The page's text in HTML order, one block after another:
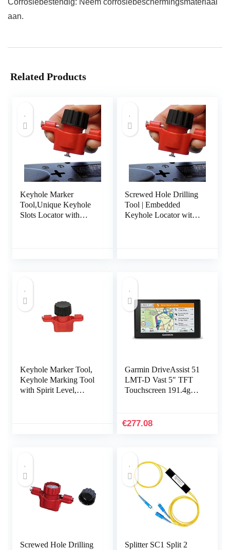
Corrosiebestendig: Neem corrosiebeschermingsmateriaal
aan.
Related Products
Keyhole Marker
Tool,Unique Keyhole
Slots Locator with
Screwed Hole Drilling
Tool | Embedded
Keyhole Locator with
Keyhole Marker Tool,
Keyhole Marking Tool
with Spirit Level,
Garmin DriveAssist 51
LMT-D Vast 5″ TFT
Touchscreen 191.4g
€277.08
Screwed Hole Drilling
Splitter SC1 Split 2